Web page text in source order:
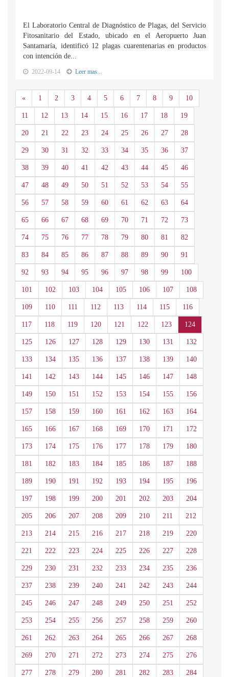
El Laboratorio Central de Diagnóstico de Plagas, del Servicio
Fitosanitario del Estado, ubicado en el Aeropuerto Juan
Santamaría, identificó 12 plagas cuarentenarias en productos
con intención de...
2022-09-14 Leer mas...
«Anterior
1 2 3 4 5 6 7 8 9 10
11 12 13 14 15 16 17 18 19
20 21 22 23 24 25 26 27 28
29 30 31 32 33 34 35 36 37
38 39 40 41 42 43 44 45 46
47 48 49 50 51 52 53 54 55
56 57 58 59 60 61 62 63 64
65 66 67 68 69 70 71 72 73
74 75 76 77 78 79 80 81 82
83 84 85 86 87 88 89 90 91
92 93 94 95 96 97 98 99 100
101 102 103 104 105 106 107 108
109 110 111 112 113 114 115 116
117 118 119 120 121 122 123 124
125 126 127 128 129 130 131 132
133 134 135 136 137 138 139 140
141 142 143 144 145 146 147 148
149 150 151 152 153 154 155 156
157 158 159 160 161 162 163 164
165 166 167 168 169 170 171 172
173 174 175 176 177 178 179 180
181 182 183 184 185 186 187 188
189 190 191 192 193 194 195 196
197 198 199 200 201 202 203 204
205 206 207 208 209 210 211 212
213 214 215 216 217 218 219 220
221 222 223 224 225 226 227 228
229 230 231 232 233 234 235 236
237 238 239 240 241 242 243 244
245 246 247 248 249 250 251 252
253 254 255 256 257 258 259 260
261 262 263 264 265 266 267 268
269 270 271 272 273 274 275 276
277 278 279 280 281 282 283 284